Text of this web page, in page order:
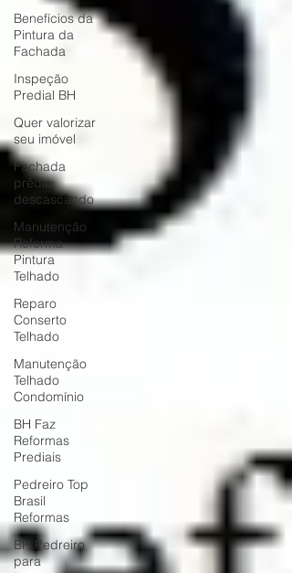
Benefícios da
Pintura da
Fachada
Inspeção
Predial BH
Quer valorizar
seu imóvel
Fachada
prédio
descascando
Manutenção
Reforma
Pintura
Telhado
Reparo
Conserto
Telhado
Manutenção
Telhado
Condomínio
BH Faz
Reformas
Prediais
Pedreiro Top
Brasil
Reformas
BH Pedreiro
para